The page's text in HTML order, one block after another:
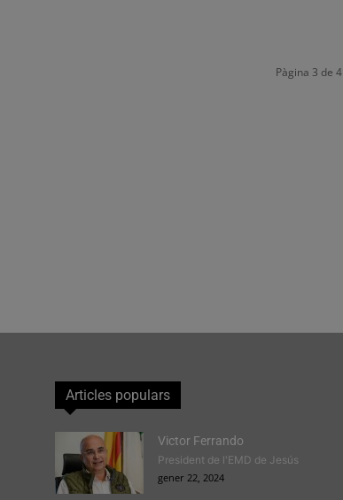
Pàgina 3 de 4
Articles populars
Victor Ferrando
President de l'EMD de Jesús
gener 22, 2024